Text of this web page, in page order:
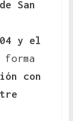
San
y el
con